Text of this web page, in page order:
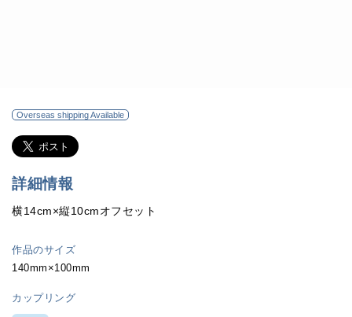
Overseas shipping Available
詳細情報
横14cm×縦10cmオフセット
作品のサイズ
140mm×100mm
カップリング